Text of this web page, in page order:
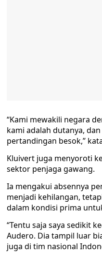
“Kami mewakili negara
kami adalah dutanya,
pertandingan besok,”
Kluivert juga menyoroti
sektor penjaga gawang.
Ia mengakui absennya
menjadi kehilangan,
dalam kondisi prima
“Tentu saja saya sedikit
Audero. Dia tampil luar
juga di tim nasional